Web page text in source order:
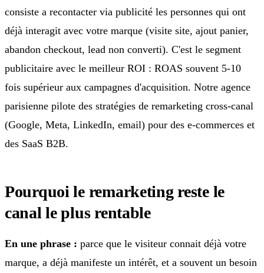
consiste a recontacter via publicité les personnes qui ont
déjà interagit avec votre marque (visite site, ajout panier,
abandon checkout, lead non converti). C'est le segment
publicitaire avec le meilleur ROI : ROAS souvent 5-10
fois supérieur aux campagnes d'acquisition. Notre agence
parisienne pilote des stratégies de remarketing cross-canal
(Google, Meta, LinkedIn, email) pour des e-commerces et
des SaaS B2B.
Pourquoi le remarketing reste le
canal le plus rentable
En une phrase : parce que le visiteur connait déjà votre
marque, a déjà manifeste un intérêt, et a souvent un besoin